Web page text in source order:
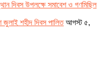
দিবস উপলক্ষে সমাবেশ ও গণমিছিল
জুলাই শহীদ দিবস পালিত আগস্ট ৫,